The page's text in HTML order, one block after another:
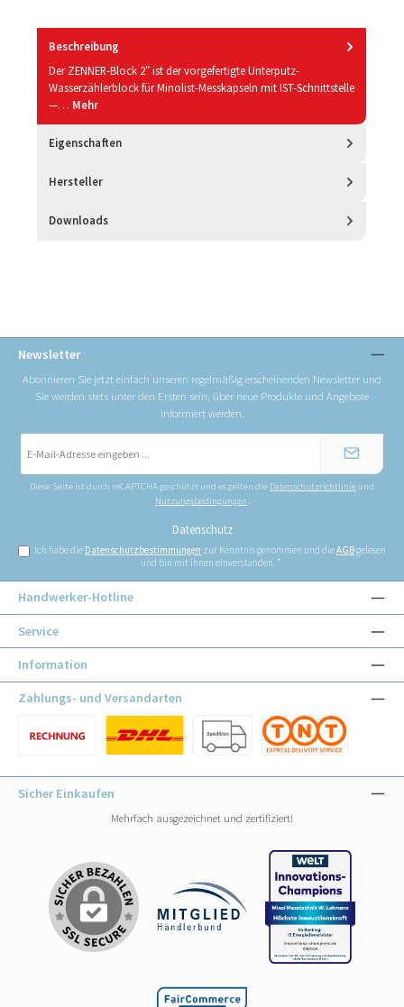
Beschreibung
Der ZENNER-Block 2″ ist der vorgefertigte Unterputz-
Wasserzählerblock für Minolist-Messkapseln mit IST-Schnittstelle
—… Mehr
Eigenschaften
Hersteller
Downloads
Newsletter
Abonnieren Sie jetzt einfach unseren regelmäßig erscheinenden Newsletter und
Sie werden stets unter den Ersten sein, über neue Produkte und Angebote
informiert werden.
Mail-
Diese Seite ist durch reCAPTCHA geschützt und es gelten die Datenschutzrichtlinie und
Nutzungsbedingungen.
Datenschutz
Ich habe die Datenschutzbestimmungen zur Kenntnis genommen und dieAGBgelesen
und bin mit ihnen einverstanden. *
Handwerker-Hotline
Service
Information
Zahlungs- und Versandarten
Sicher Einkaufen
Mehrfach ausgezeichnet und zertifiziert!